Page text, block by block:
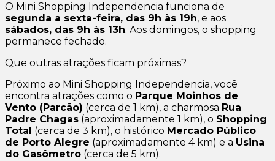
O Mini Shopping Independencia funciona de
segunda a sexta-feira, das 9h às 19h, e aos
sábados, das 9h às 13h. Aos domingos, o shopping
permanece fechado.
Que outras atrações ficam próximas?
Próximo ao Mini Shopping Independencia, você
encontra atrações como o Parque Moinhos de
Vento (Parcão) (cerca de 1 km), a charmosa Rua
Padre Chagas (aproximadamente 1 km), o Shopping
Total (cerca de 3 km), o histórico Mercado Público
de Porto Alegre (aproximadamente 4 km) e a Usina
do Gasômetro (cerca de 5 km).